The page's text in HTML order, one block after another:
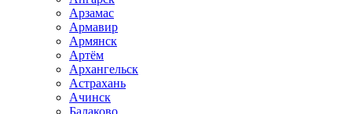
Арзамас
Армавир
Армянск
Артём
Архангельск
Астрахань
Ачинск
Балаково